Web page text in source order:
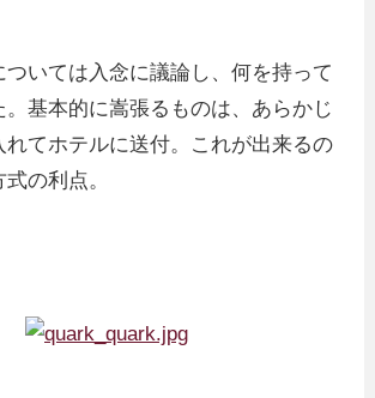
いては入念に議論し、何を持って
。基本的に嵩張るものは、あらかじ
れてホテルに送付。これが出来るの
の利点。